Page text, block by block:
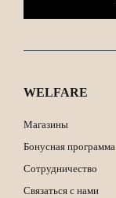
WELFARE
Магазины
Бонусная программа
Сотрудничество
Связаться с нами